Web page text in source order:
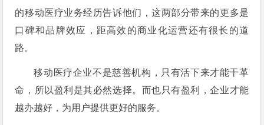
的移动医疗业务经历告诉他们，这两部分带来的更多是
口碑和品牌效应，距高效的商业化运营还有很长的道
路。
移动医疗企业不是慈善机构，只有活下来才能干革
命，所以盈利是其必然选择。而也只有盈利，企业才能
越办越好，为用户提供更好的服务。